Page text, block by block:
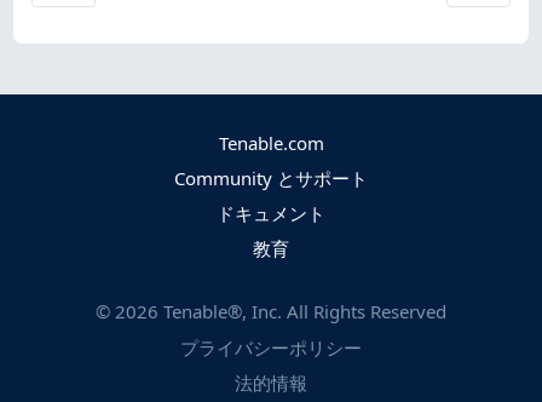
Tenable.com
Community とサポート
ドキュメント
教育
© 2026 Tenable®, Inc. All Rights Reserved
プライバシーポリシー
法的情報